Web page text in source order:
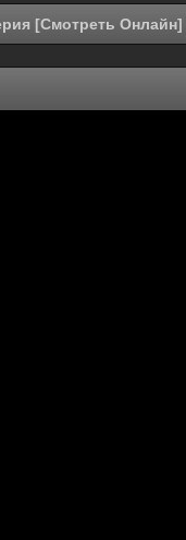
[Смотреть Онлайн]